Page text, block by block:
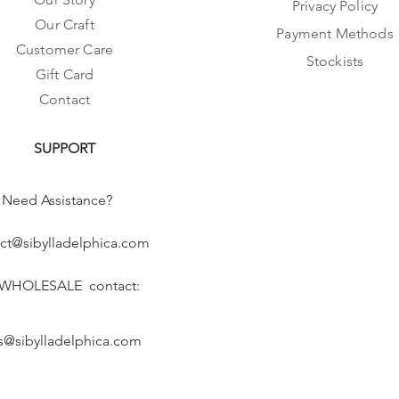
Our Craft
Customer Care
Gift Card
Contact
SUPPORT
Need Assistance?
contact:
Privacy Policy
Payment Methods
Stockists